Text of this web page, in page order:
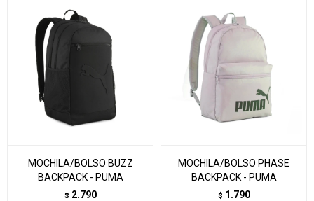
MOCHILA/BOLSO BUZZ
BACKPACK - PUMA
$ 2.790
MOCHILA/BOLSO PHASE
BACKPACK - PUMA
$ 1.790